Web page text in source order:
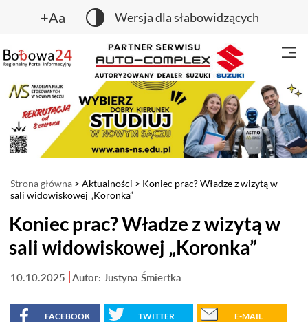
+Aa Wersja dla słabowidzących
Strona główna > Aktualności > Koniec prac? Władze z wizytą w
sali widowiskowej „Koronka”
Koniec prac? Władze z wizytą w
sali widowiskowej „Koronka”
10.10.2025 Autor: Justyna Śmiertka
FACEBOOK TWITTER E-MAIL